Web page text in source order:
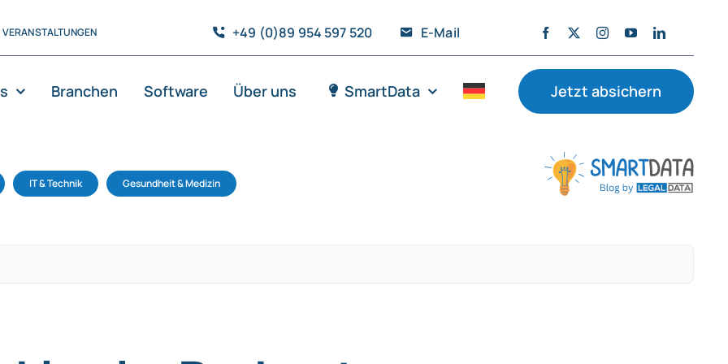
VERANSTALTUNGEN +49 (0)89 954 597 520 E-Mail
Branchen Software Über uns SmartData Jetzt absichern
IT & Technik Gesundheit & Medizin